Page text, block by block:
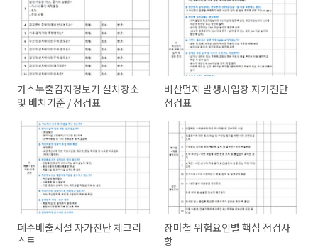
가스누출감지경보기 설치장소
및 배치기준 / 점검표
비산먼지 발생사업장 자가진단
점검표
폐수배출시설 자가진단 체크리
스트
장마철 위험요인별 핵심 점검사
항